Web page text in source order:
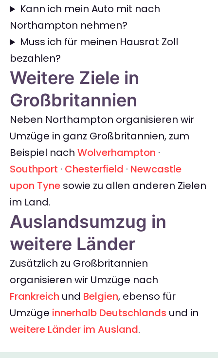
Kann ich mein Auto mit nach
Northampton nehmen?
Muss ich für meinen Hausrat Zoll
bezahlen?
Weitere Ziele in
Großbritannien
Neben Northampton organisieren wir
Umzüge in ganz Großbritannien, zum
Beispiel nach Wolverhampton ·
Southport · Chesterfield · Newcastle
upon Tyne sowie zu allen anderen Zielen
im Land.
Auslandsumzug in
weitere Länder
Zusätzlich zu Großbritannien
organisieren wir Umzüge nach
Frankreich und Belgien, ebenso für
Umzüge innerhalb Deutschlands und in
weitere Länder im Ausland.